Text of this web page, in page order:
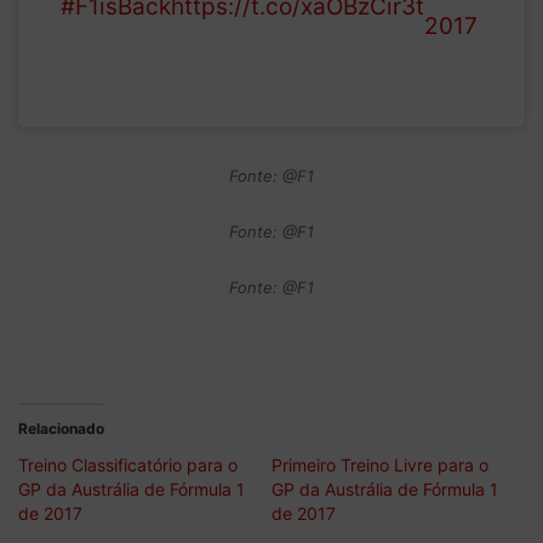
#F1isBackhttps://t.co/xaOBzCir3t
2017
Fonte: @F1
Fonte: @F1
Fonte: @F1
Relacionado
Treino Classificatório para o
GP da Austrália de Fórmula 1
de 2017
Primeiro Treino Livre para o
GP da Austrália de Fórmula 1
de 2017